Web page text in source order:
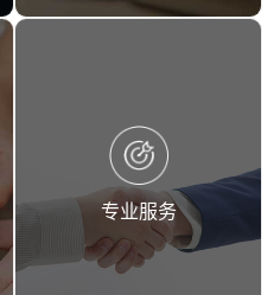
专业服务
消息更新设置自动提醒，助力
商家及时做出相对应的服务。